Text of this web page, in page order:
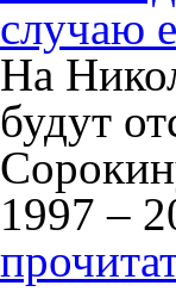
случаю
На
будут
1997 –